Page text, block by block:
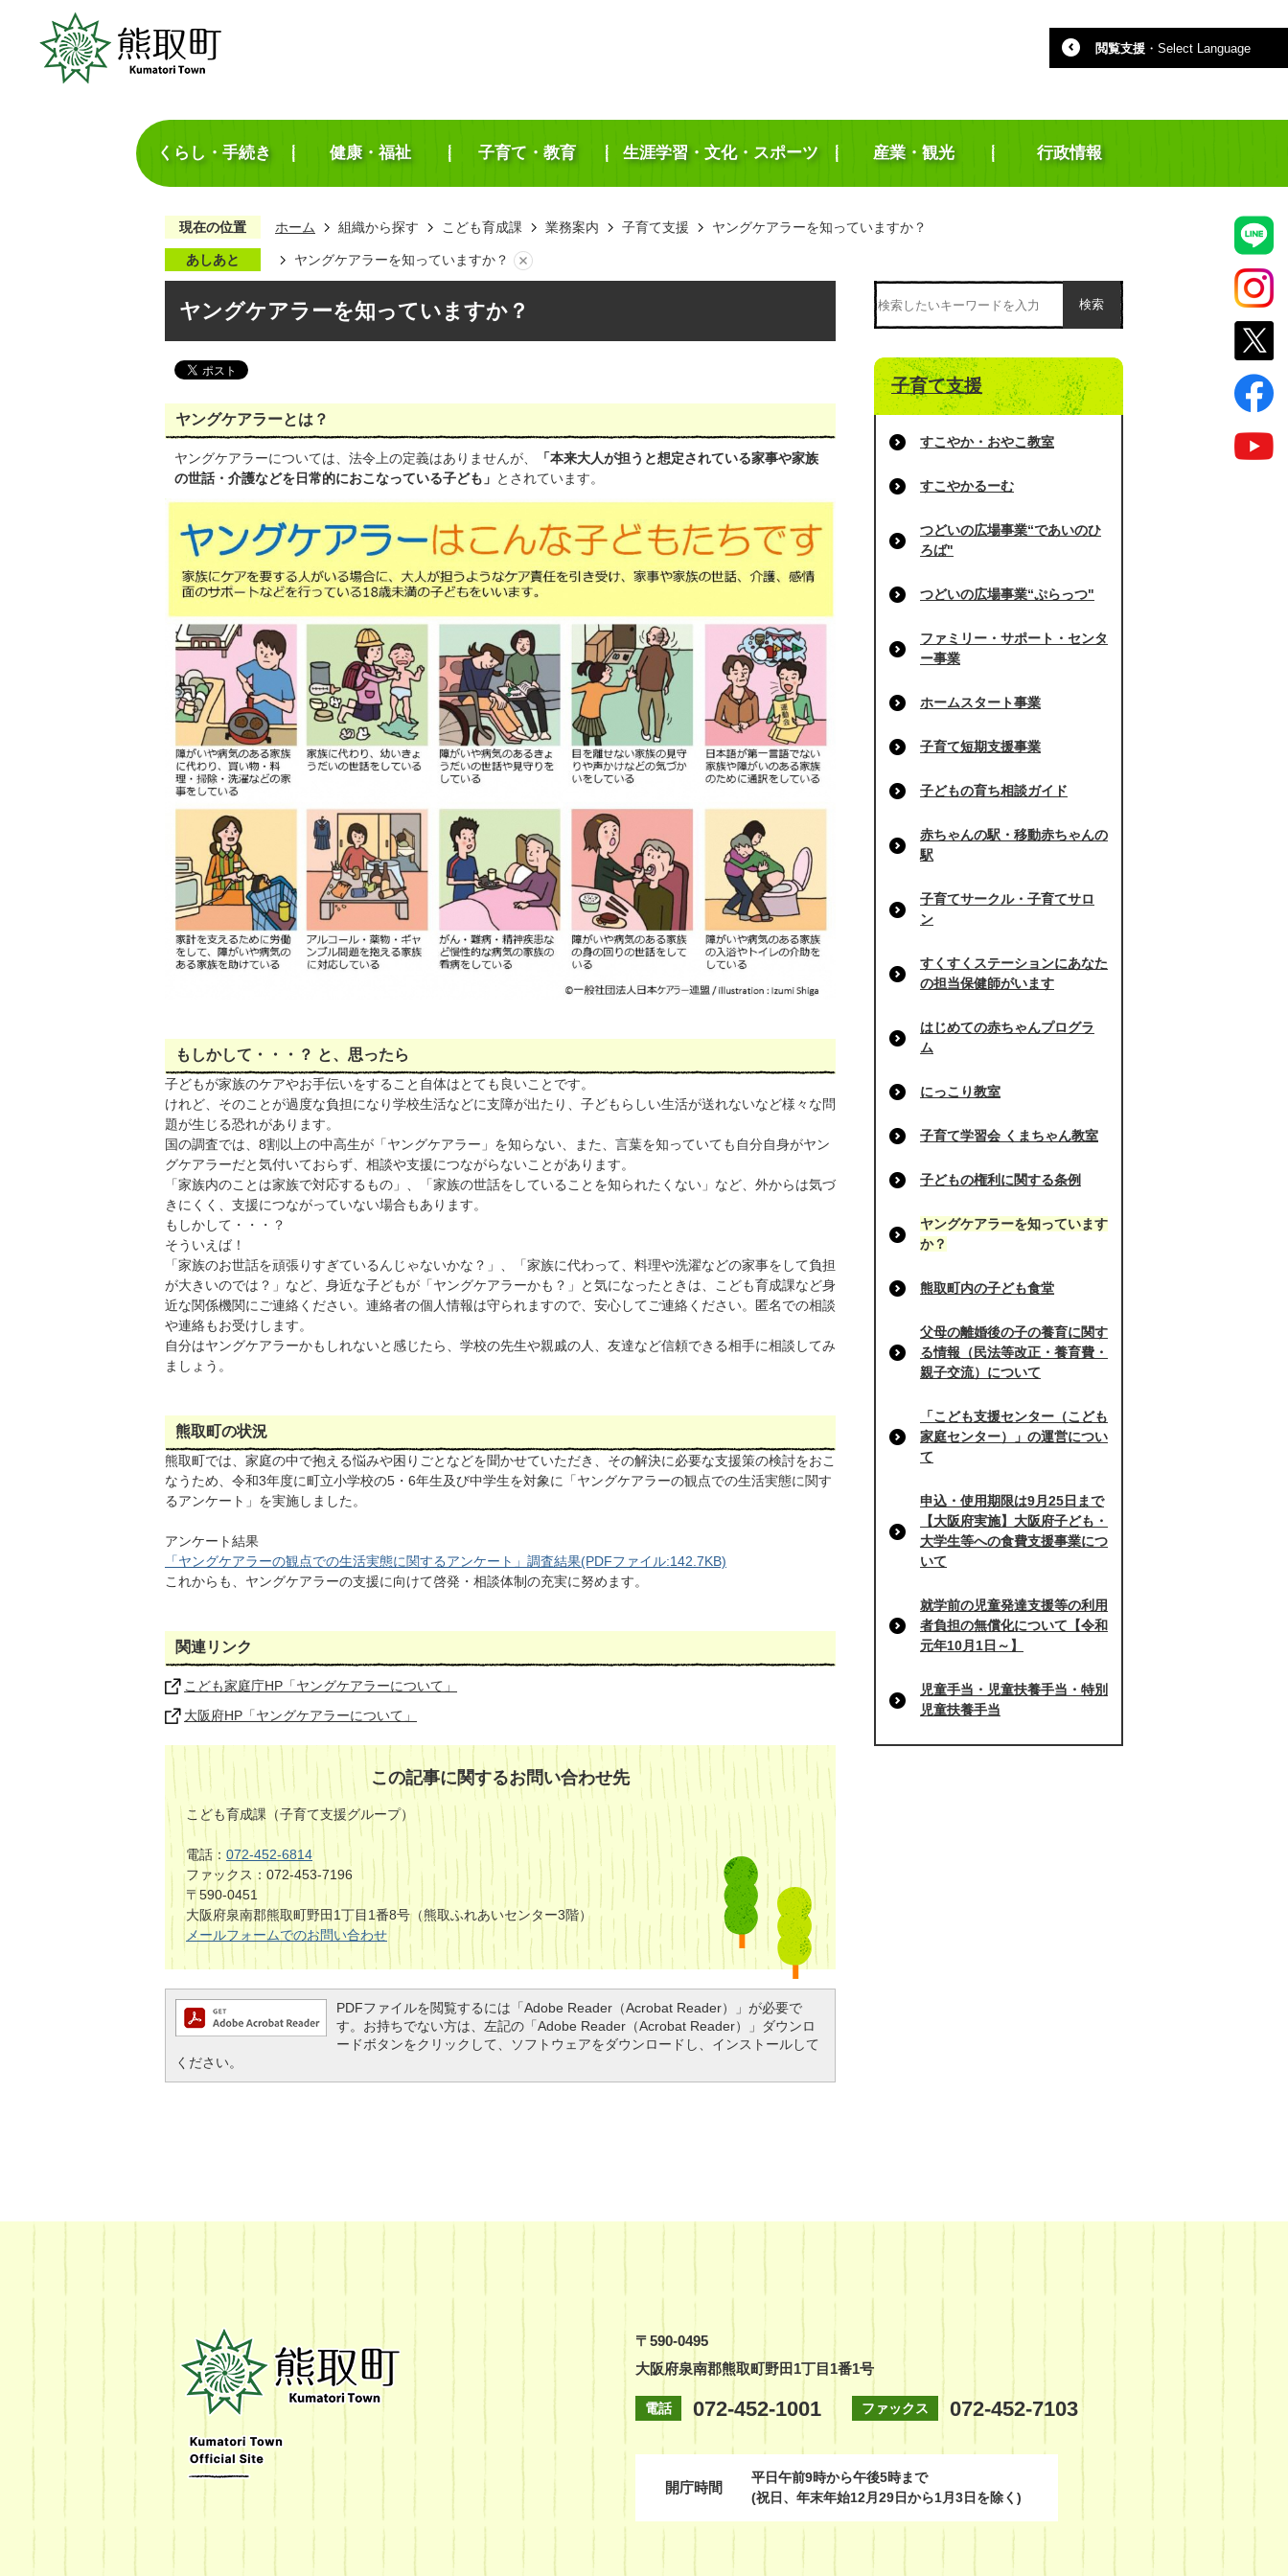
閲覧支援 ・ Select Language
くらし・手続き 健康・福祉 子育て・教育 生涯学習・文化・スポーツ 産業・観光 行政情報
現在の位置 ホーム 組織から探す こども育成課 業務案内 子育て支援 ヤングケアラーを知っていますか？
あしあと ヤングケアラーを知っていますか？
ヤングケアラーを知っていますか？
ヤングケアラーとは？
ヤングケアラーについては、法令上の定義はありませんが、
「本来大人が担うと想定されている家事や家族
の世話・介護などを日常的におこなっている子ども」 とされています。
もしかして・・・？ と、思ったら
子どもが家族のケアやお手伝いをすること自体はとても良いことです。
けれど、そのことが過度な負担になり学校生活などに支障が出たり、子どもらしい生活が送れないなど様々な問
題が生じる恐れがあります。
国の調査では、8割以上の中高生が「ヤングケアラー」を知らない、また、言葉を知っていても自分自身がヤン
グケアラーだと気付いておらず、相談や支援につながらないことがあります。
「家族内のことは家族で対応するもの」、「家族の世話をしていることを知られたくない」など、外からは気づ
きにくく、支援につながっていない場合もあります。
もしかして・・・？
そういえば！
「家族のお世話を頑張りすぎているんじゃないかな？」、「家族に代わって、料理や洗濯などの家事をして負担
が大きいのでは？」など、身近な子どもが「ヤングケアラーかも？」と気になったときは、こども育成課など身
近な関係機関にご連絡ください。連絡者の個人情報は守られますので、安心してご連絡ください。匿名での相談
や連絡もお受けします。
自分はヤングケアラーかもしれないと感じたら、学校の先生や親戚の人、友達など信頼できる相手に相談してみ
ましょう。
熊取町の状況
熊取町では、家庭の中で抱える悩みや困りごとなどを聞かせていただき、その解決に必要な支援策の検討をおこ
なうため、令和3年度に町立小学校の5・6年生及び中学生を対象に「ヤングケアラーの観点での生活実態に関す
るアンケート」を実施しました。
アンケート結果
「ヤングケアラーの観点での生活実態に関するアンケート」調査結果(PDFファイル:142.7KB)
これからも、ヤングケアラーの支援に向けて啓発・相談体制の充実に努めます。
関連リンク
こども家庭庁HP「ヤングケアラーについて」
大阪府HP「ヤングケアラーについて」
この記事に関するお問い合わせ先
こども育成課（子育て支援グループ）
電話： 072-452-6814
ファックス：072-453-7196
〒590-0451
大阪府泉南郡熊取町野田1丁目1番8号（熊取ふれあいセンター3階）
メールフォームでのお問い合わせ
PDFファイルを閲覧するには「Adobe Reader（Acrobat Reader）」が必要で
す。お持ちでない方は、左記の「Adobe Reader（Acrobat Reader）」ダウンロ
ードボタンをクリックして、ソフトウェアをダウンロードし、インストールして
ください。
検索
子育て支援
すこやか・おやこ教室
すこやかるーむ
つどいの広場事業“であいのひ
ろば"
つどいの広場事業“ぷらっつ"
ファミリー・サポート・センタ
ー事業
ホームスタート事業
子育て短期支援事業
子どもの育ち相談ガイド
赤ちゃんの駅・移動赤ちゃんの
駅
子育てサークル・子育てサロ
ン
すくすくステーションにあなた
の担当保健師がいます
はじめての赤ちゃんプログラ
ム
にっこり教室
子育て学習会 くまちゃん教室
子どもの権利に関する条例
ヤングケアラーを知っています
か？
熊取町内の子ども食堂
父母の離婚後の子の養育に関す
る情報（民法等改正・養育費・
親子交流）について
「こども支援センター（こども
家庭センター）」の運営につい
て
申込・使用期限は9月25日まで
【大阪府実施】大阪府子ども・
大学生等への食費支援事業につ
いて
就学前の児童発達支援等の利用
者負担の無償化について【令和
元年10月1日～】
児童手当・児童扶養手当・特別
児童扶養手当
町
Kumatori
Town
Official
Site
〒590-0495
大阪府泉南郡熊取町野田1丁目1番1号
電話 072-452-1001 ファックス 072-452-7103
開庁時間
平日午前9時から午後5時まで
(祝日、年末年始12月29日から1月3日を除く)